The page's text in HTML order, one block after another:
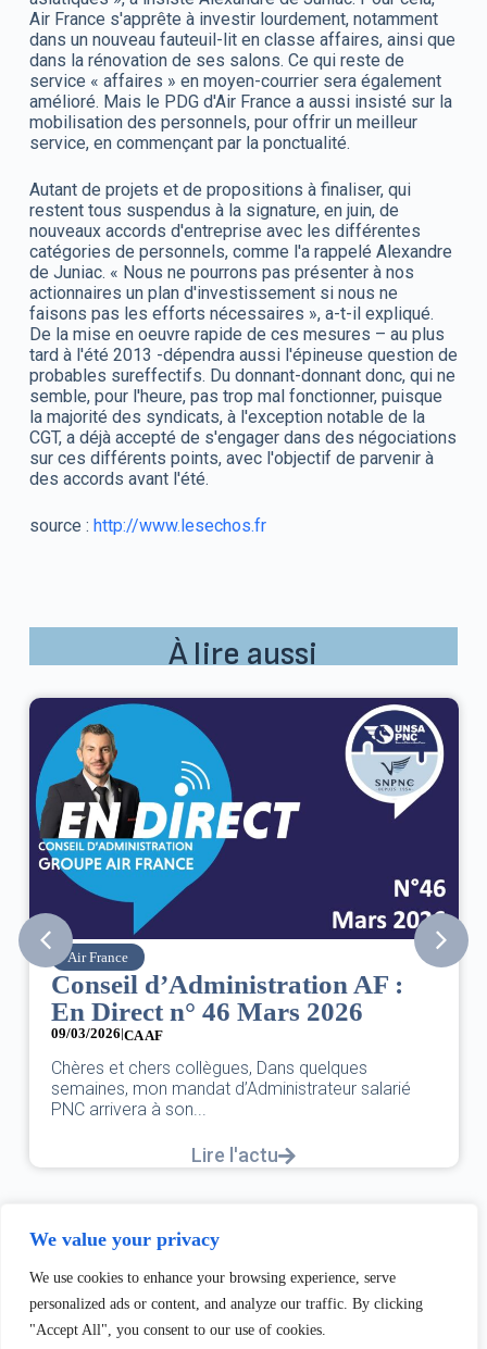
We value your privacy
We use cookies to enhance your browsing experience, serve
personalized ads or content, and analyze our traffic. By clicking
"Accept All", you consent to our use of cookies.
Air France s'apprête à investir lourdement, notamment
dans un nouveau fauteuil-lit en classe affaires, ainsi que
dans la rénovation de ses salons. Ce qui reste de
service « affaires » en moyen-courrier sera également
amélioré. Mais le PDG d'Air France a aussi insisté sur la
mobilisation des personnels, pour offrir un meilleur
service, en commençant par la ponctualité.
Autant de projets et de propositions à finaliser, qui
restent tous suspendus à la signature, en juin, de
nouveaux accords d'entreprise avec les différentes
catégories de personnels, comme l'a rappelé Alexandre
de Juniac. « Nous ne pourrons pas présenter à nos
actionnaires un plan d'investissement si nous ne
faisons pas les efforts nécessaires », a-t-il expliqué.
De la mise en oeuvre rapide de ces mesures – au plus
tard à l'été 2013 -dépendra aussi l'épineuse question de
probables sureffectifs. Du donnant-donnant donc, qui ne
semble, pour l'heure, pas trop mal fonctionner, puisque
la majorité des syndicats, à l'exception notable de la
CGT, a déjà accepté de s'engager dans des négociations
sur ces différents points, avec l'objectif de parvenir à
des accords avant l'été.
source : http://www.lesechos.fr
À lire aussi
AF :
46 Mars 2026
collègues, Dans quelques
d’Administrateur salarié
8 mars :
des droits
DANS L’AÉRIEN
UNE FÊTE,C’EST